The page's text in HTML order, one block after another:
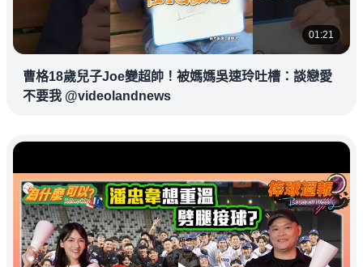
01:21
曹格18歲兒子Joe變超帥！被媽媽吳速玲吐槽：談戀愛
不要我 @videolandnews